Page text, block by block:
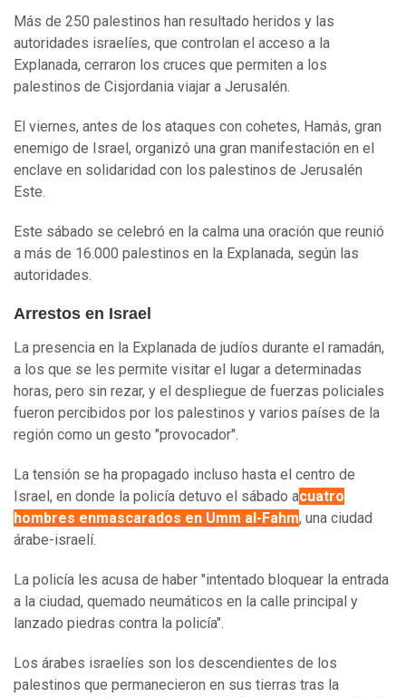
Más de 250 palestinos han resultado heridos y las
autoridades israelíes, que controlan el acceso a la
Explanada, cerraron los cruces que permiten a los
palestinos de Cisjordania viajar a Jerusalén.
El viernes, antes de los ataques con cohetes, Hamás, gran
enemigo de Israel, organizó una gran manifestación en el
enclave en solidaridad con los palestinos de Jerusalén
Este.
Este sábado se celebró en la calma una oración que reunió
a más de 16.000 palestinos en la Explanada, según las
autoridades.
Arrestos en Israel
La presencia en la Explanada de judíos durante el ramadán,
a los que se les permite visitar el lugar a determinadas
horas, pero sin rezar, y el despliegue de fuerzas policiales
fueron percibidos por los palestinos y varios países de la
región como un gesto "provocador".
La tensión se ha propagado incluso hasta el centro de
Israel, en donde la policía detuvo el sábado acuatro
hombres enmascarados en Umm al-Fahm, una ciudad
árabe-israelí.
La policía les acusa de haber "intentado bloquear la entrada
a la ciudad, quemado neumáticos en la calle principal y
lanzado piedras contra la policía".
Los árabes israelíes son los descendientes de los
palestinos que permanecieron en sus tierras tras la